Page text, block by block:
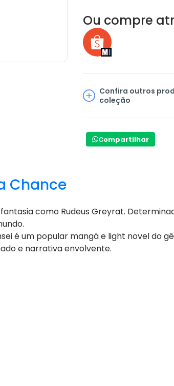
Ou compre
Confira outros
coleção
Compartilhar
Chance
como Rudeus Greyrat.
é um popular mangá e light novel do
e narrativa envolvente.